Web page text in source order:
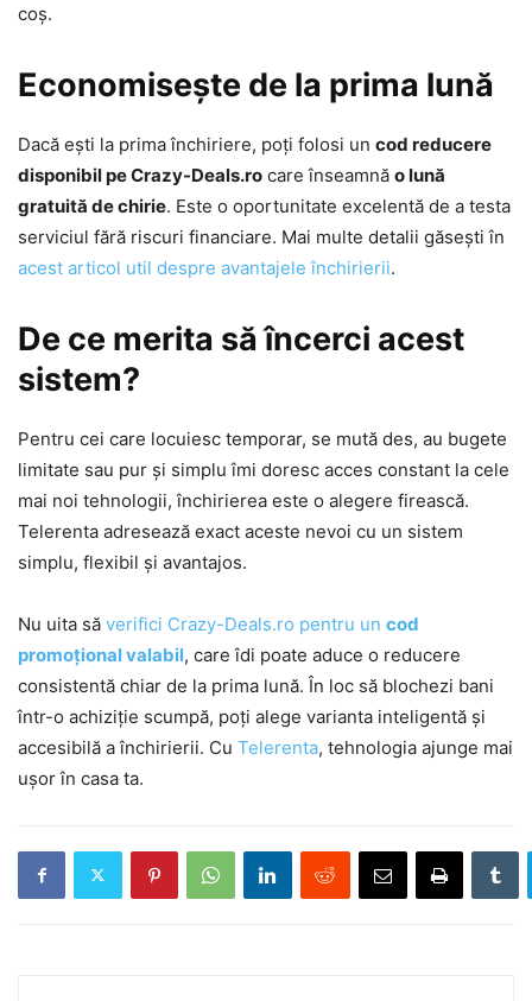
coș.
Economisește de la prima lună
Dacă ești la prima închiriere, poți folosi un cod reducere
disponibil pe Crazy-Deals.ro care înseamnă o lună
gratuită de chirie. Este o oportunitate excelentă de a testa
serviciul fără riscuri financiare. Mai multe detalii găsești în
acest articol util despre avantajele închirierii.
De ce merita să încerci acest
sistem?
Pentru cei care locuiesc temporar, se mută des, au bugete
limitate sau pur și simplu îmi doresc acces constant la cele
mai noi tehnologii, închirierea este o alegere firească.
Telerenta adresează exact aceste nevoi cu un sistem
simplu, flexibil și avantajos.
Nu uita să verifici Crazy-Deals.ro pentru un cod
promoțional valabil, care îdi poate aduce o reducere
consistentă chiar de la prima lună. În loc să blochezi bani
într-o achiziție scumpă, poți alege varianta inteligentă și
accesibilă a închirierii. Cu Telerenta, tehnologia ajunge mai
ușor în casa ta.